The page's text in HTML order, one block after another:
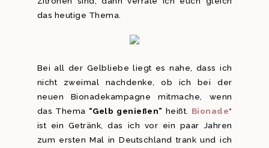
das heutige Thema.
Bei all der Gelbliebe liegt es nahe, dass ich
nicht zweimal nachdenke, ob ich bei der
neuen Bionadekampagne mitmache, wenn
das Thema “Gelb genießen” heißt. Bionade*
ist ein Getränk, das ich vor ein paar Jahren
zum ersten Mal in Deutschland trank und ich